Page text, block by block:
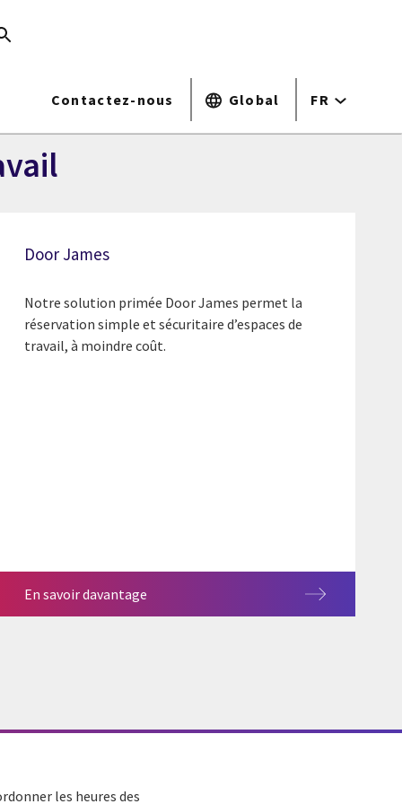
Contactez-nous Global FR
Door James
Notre solution primée Door James permet la
réservation simple et sécuritaire d’espaces de
travail, à moindre coût.
En savoir davantage
les heures des